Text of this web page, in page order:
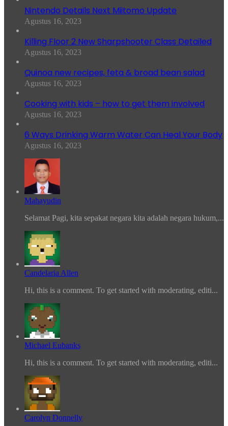
Nintendo Details Next Miitomo Update
Agustus 16, 2023
Killing Floor 2 New Sharpshooter Class Detailed
Agustus 16, 2023
Quinoa new recipes, feta & broad bean salad
Agustus 16, 2023
Cooking with kids – how to get them involved
Agustus 16, 2023
6 Ways Drinking Warm Water Can Heal Your Body
Agustus 16, 2023
Mahayudin
Selamat Pagi, kita sepakat negara kita adalah negara hukum,...
Candelaria Allen
Hi, this is a comment. To get started with moderating, editi...
Michael Eubanks
Hi, this is a comment. To get started with moderating, editi...
Carolyn Donnelly